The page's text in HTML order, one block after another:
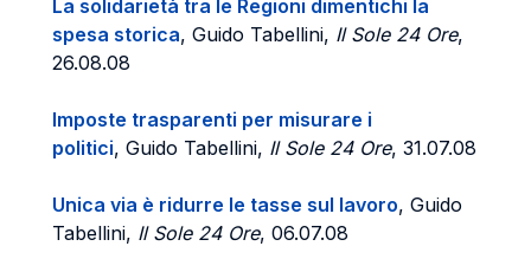
La solidarietà tra le Regioni dimentichi la
spesa storica, Guido Tabellini, Il Sole 24 Ore,
26.08.08
Imposte trasparenti per misurare i
politici, Guido Tabellini, Il Sole 24 Ore, 31.07.08
Unica via è ridurre le tasse sul lavoro, Guido
Tabellini, Il Sole 24 Ore, 06.07.08